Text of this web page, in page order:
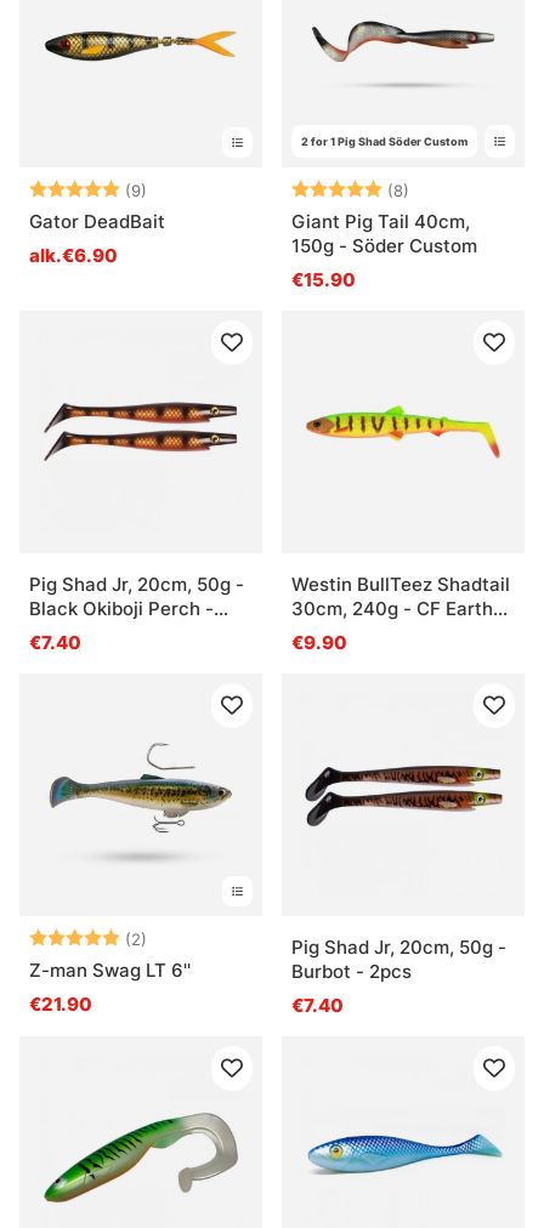
Arvio: (9)
5.0 5:sta tähdestä
Gator DeadBait
alk.€6.90
2 for 1 Pig Shad Söder Custom
Arvio: (8)
Giant Pig Tail 40cm,
150g - Söder Custom
€15.90
Pig Shad Jr, 20cm, 50g -
Black Okiboji Perch -
2pcs
€7.40
Westin BullTeez Shadtail
30cm, 240g - CF Earth
Perch
€9.90
Arvio: (2)
5.0 5:sta tähdestä
Z-man Swag LT 6''
€21.90
Pig Shad Jr, 20cm, 50g -
Burbot - 2pcs
€7.40